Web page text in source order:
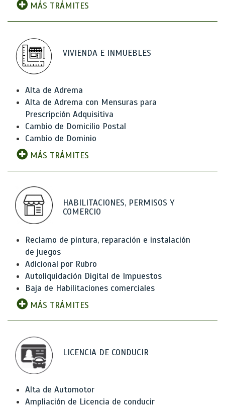
MÁS TRÁMITES
VIVIENDA E INMUEBLES
Alta de Adrema
Alta de Adrema con Mensuras para
Prescripción Adquisitiva
Cambio de Domicilio Postal
Cambio de Dominio
MÁS TRÁMITES
HABILITACIONES, PERMISOS Y
COMERCIO
Reclamo de pintura, reparación e instalación
de juegos
Adicional por Rubro
Autoliquidación Digital de Impuestos
Baja de Habilitaciones comerciales
MÁS TRÁMITES
LICENCIA DE CONDUCIR
Alta de Automotor
Ampliación de Licencia de conducir